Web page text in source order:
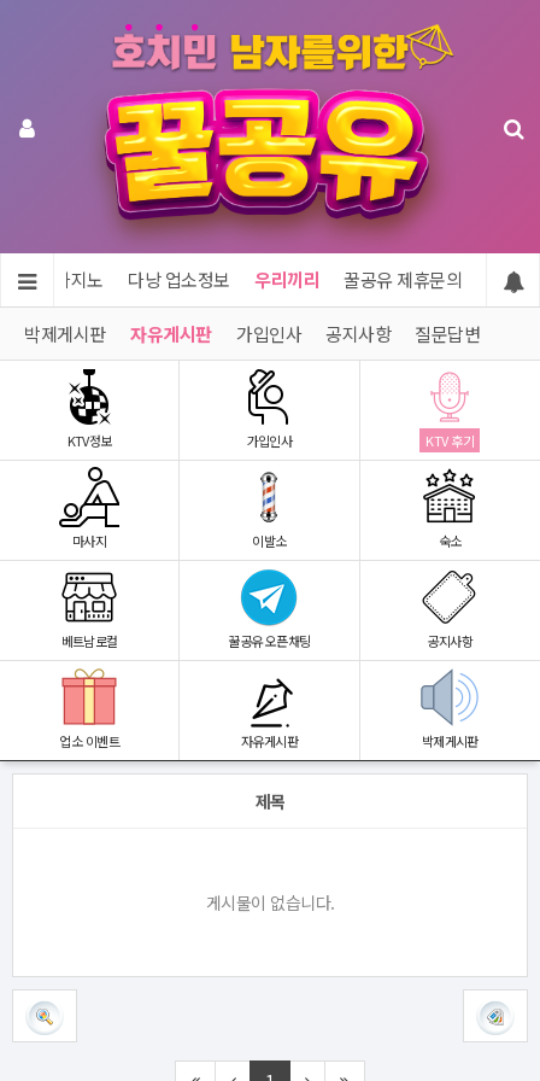
어 & 카지노 다낭 업소정보 우리끼리 꿀공유 제휴문의
박제게시판 자유게시판 가입인사 공지사항 질문답변
KTV정보 가입인사 KTV 후기
마사지 이발소 숙소
베트남로컬 꿀공유 오픈채팅 공지사항
업소 이벤트 자유게시판 박제게시판
제목
게시물이 없습니다.